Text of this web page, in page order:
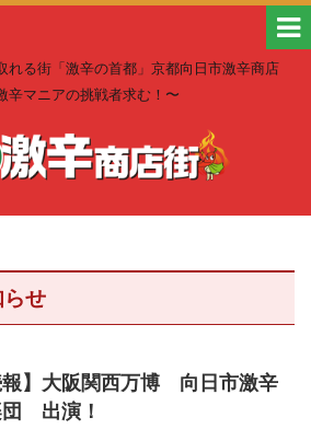
れる街「激辛の首都」京都向日市激辛商店
マニアの挑戦者求む！〜
らせ
報】大阪関西万博 向日市激辛
出演！